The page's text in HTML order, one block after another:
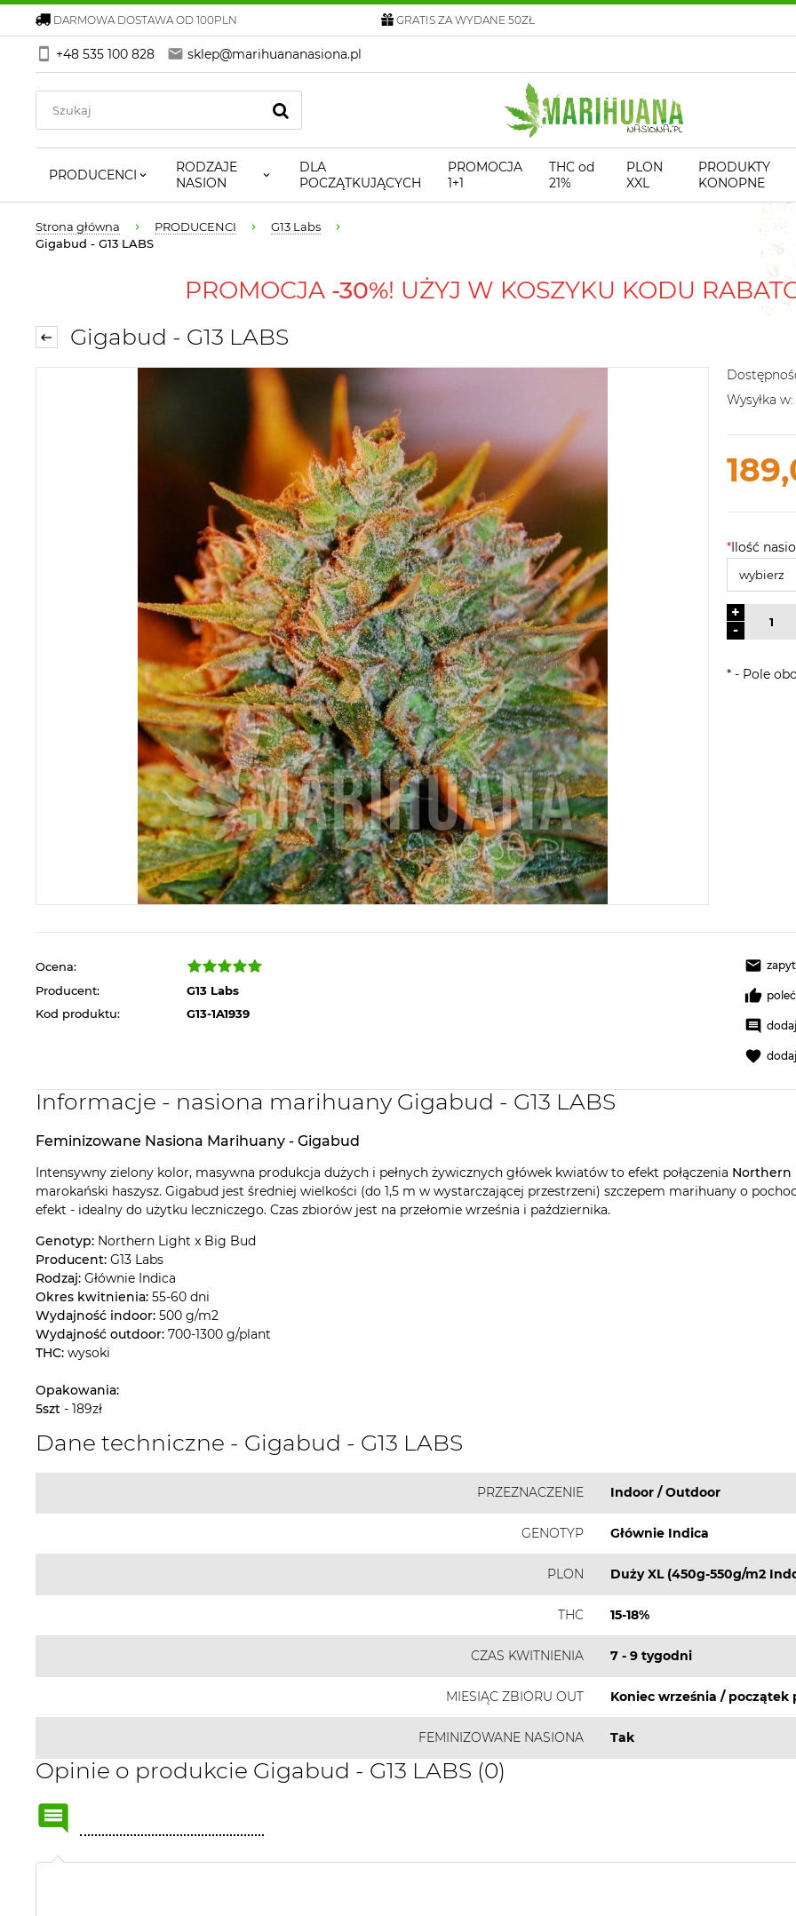
DARMOWA DOSTAWA OD 100PLN GRATIS ZA WYDANE 50ZŁ
+48 535 100 828 sklep@marihuananasiona.pl
PRODUCENCI
RODZAJE
NASION
DLA
POCZĄTKUJĄCYCH
PROMOCJA
1+1
THC od
21%
PLON
XXL
PRODUKTY
KONOPNE
Strona główna PRODUCENCI
G13 Labs
Gigabud - G13 LABS
PROMOCJA -30%! UŻYJ W KOSZYKU KODU
Gigabud - G13 LABS
Wysyłka w:
*Ilość
-
+
* - Pole
Ocena:
Producent:
G13 Labs
Kod produktu:
G13-1A1939
Informacje - nasiona marihuany Gigabud - G13 LABS
Feminizowane Nasiona Marihuany - Gigabud
Intensywny zielony kolor, masywna produkcja dużych i pełnych żywicznych główek kwiatów to efekt połączenia Northern
marokański haszysz. Gigabud jest średniej wielkości (do 1,5 m w wystarczającej przestrzeni) szczepem marihuany o
efekt - idealny do użytku leczniczego. Czas zbiorów jest na przełomie września i października.
Genotyp: Northern Light x Big Bud
Producent: G13 Labs
Rodzaj: Głównie Indica
Okres kwitnienia: 55-60 dni
Wydajność indoor: 500 g/m2
Wydajność outdoor: 700-1300 g/plant
THC: wysoki
Opakowania:
5szt - 189zł
Dane techniczne - Gigabud - G13 LABS
PRZEZNACZENIE Indoor / Outdoor
GENOTYP Głównie Indica
PLON Duży XL (450g-550g/m2
THC 15-18%
CZAS KWITNIENIA 7 - 9 tygodni
MIESIĄC ZBIORU OUT Koniec września / początek
FEMINIZOWANE NASIONA Tak
Opinie o produkcie Gigabud - G13 LABS (0)